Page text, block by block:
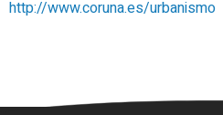
http://www.coruna.es/urbanismo